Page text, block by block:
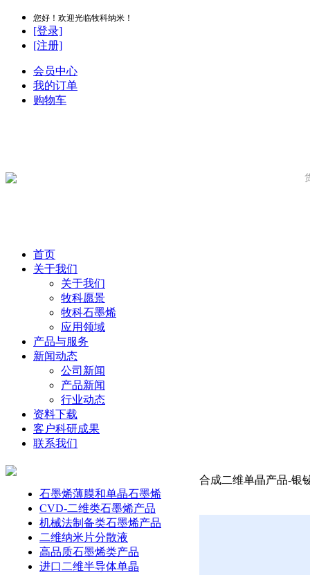
您好！欢迎光临牧科纳米！
[登录]
[注册]
会员中心
我的订单
购物车
首页
关于我们
关于我们
牧科愿景
牧科石墨烯
应用领域
产品与服务
新闻动态
公司新闻
产品新闻
行业动态
资料下载
客户科研成果
联系我们
石墨烯薄膜和单晶石墨烯
CVD-二维类石墨烯产品
机械法制备类石墨烯产品
二维纳米片分散液
高品质石墨烯类产品
进口二维半导体单晶
合成二维单晶产品-银